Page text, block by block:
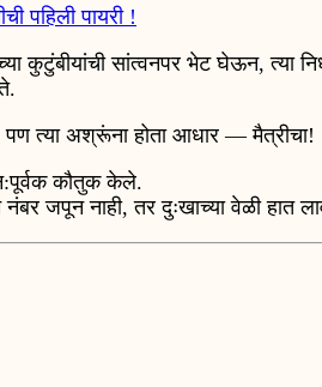
पहिली पायरी !
कुटुंबीयांची सांत्वनपर भेट घेऊन, त्या
त्या अश्रूंना होता आधार — मैत्रीचा!
कौतुक केले.
जपून नाही, तर दुःखाच्या वेळी हात